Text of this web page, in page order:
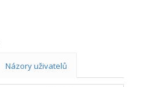
Názory uživatelů